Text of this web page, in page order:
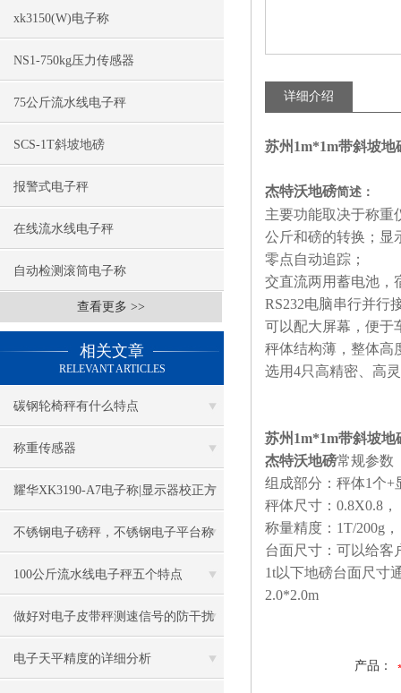
xk3150(W)电子称
NS1-750kg压力传感器
75公斤流水线电子秤
SCS-1T斜坡地磅
报警式电子秤
在线流水线电子秤
自动检测滚筒电子称
查看更多 >>
相关文章
RELEVANT ARTICLES
碳钢轮椅秤有什么特点
称重传感器
耀华XK3190-A7电子称|显示器校正方
法
不锈钢电子磅秤，不锈钢电子平台称
100公斤流水线电子秤五个特点
做好对电子皮带秤测速信号的防干扰
工作
电子天平精度的详细分析
详细介绍
苏州1m*1m带斜坡地
杰特沃地磅简述：
主要功能取决于称重
公斤和磅的转换；显
零点自动追踪；
交直流两用蓄电池，
RS232电脑串行并行
可以配大屏幕，便于
秤体结构薄，整体高
选用4只高精密、高
苏州1m*1m带斜坡地
杰特沃地磅常规参数
组成部分：秤体1个+
秤体尺寸：0.8X0.8
称量精度：1T/200g
台面尺寸：可以给客
1t以下地磅台面尺寸
2.0*2.0m
产品：